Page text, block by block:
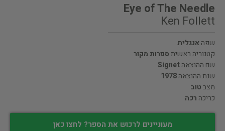
Eye of The Needle
Ken Follett
שפהאנגלית
קטגוריה ראשיתספרות מקור
שם ההוצאהSignet
שנת ההוצאה1978
מצבטוב
כריכה רכה
מעוניינים לרכוש את הספר? לחצו כאן